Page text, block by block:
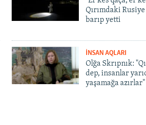
Qırımdaki
barıp yetti
İNSAN AQLARI
Olğa Skrıpnık:
dep, insanlar
yaşamağa azırlar"